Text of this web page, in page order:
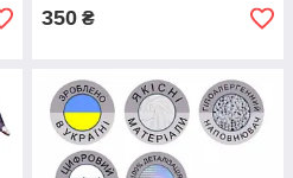
350 ₴